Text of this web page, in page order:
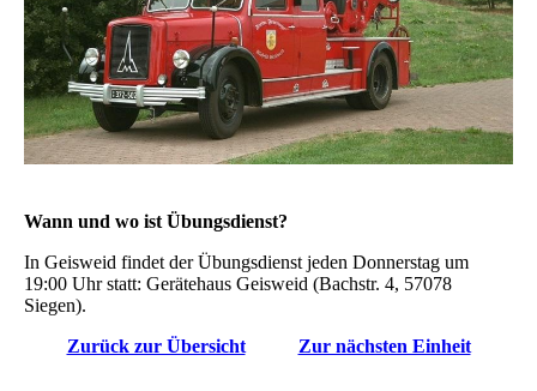
Wann und wo ist Übungsdienst?
In Geisweid findet der Übungsdienst jeden Donnerstag um
19:00 Uhr statt: Gerätehaus Geisweid (Bachstr. 4, 57078
Siegen).
Zurück zur Übersicht
Zur nächsten Einheit